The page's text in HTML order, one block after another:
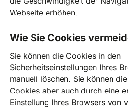
Webseite erhöhen.
Wie Sie Cookies
Sie können die Cookies in den
Sicherheitseinstellungen Ihres
manuell löschen. Sie können
Cookies aber auch durch eine
Einstellung Ihres Browsers von